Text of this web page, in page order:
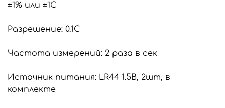
±1% или ±1С
Разрешение: 0.1С
Частота измерений: 2 раза в сек
Источник питания: LR44 1.5В, 2шт, в
комплекте